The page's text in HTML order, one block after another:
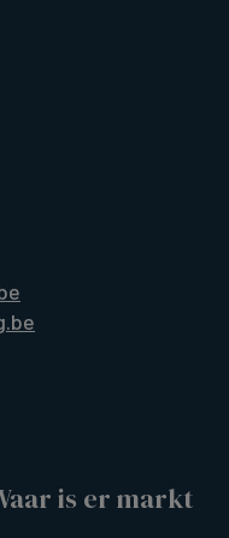
is er markt